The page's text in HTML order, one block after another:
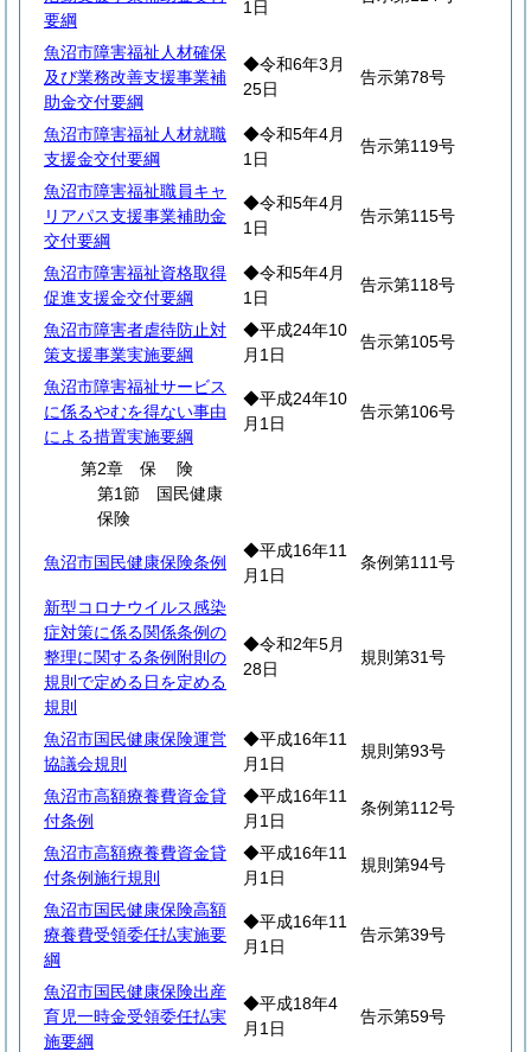
要綱
1日
魚沼市障害福祉人材確保
及び業務改善支援事業補
助金交付要綱
◆令和6年3月
25日
告示第78号
魚沼市障害福祉人材就職
支援金交付要綱
◆令和5年4月
1日
告示第119号
魚沼市障害福祉職員キャ
リアパス支援事業補助金
交付要綱
◆令和5年4月
1日
告示第115号
魚沼市障害福祉資格取得
促進支援金交付要綱
◆令和5年4月
1日
告示第118号
魚沼市障害者虐待防止対
策支援事業実施要綱
◆平成24年10
月1日
告示第105号
魚沼市障害福祉サービス
に係るやむを得ない事由
による措置実施要綱
◆平成24年10
月1日
告示第106号
第2章 保
険
第1節 国民健康
保険
魚沼市国民健康保険条例
◆平成16年11
月1日
条例第111号
新型コロナウイルス感染
症対策に係る関係条例の
整理に関する条例附則の
規則で定める日を定める
規則
◆令和2年5月
28日
規則第31号
魚沼市国民健康保険運営
協議会規則
◆平成16年11
月1日
規則第93号
魚沼市高額療養費資金貸
付条例
◆平成16年11
月1日
条例第112号
魚沼市高額療養費資金貸
付条例施行規則
◆平成16年11
月1日
規則第94号
魚沼市国民健康保険高額
療養費受領委任払実施要
綱
◆平成16年11
月1日
告示第39号
魚沼市国民健康保険出産
育児一時金受領委任払実
施要綱
◆平成18年4
月1日
告示第59号